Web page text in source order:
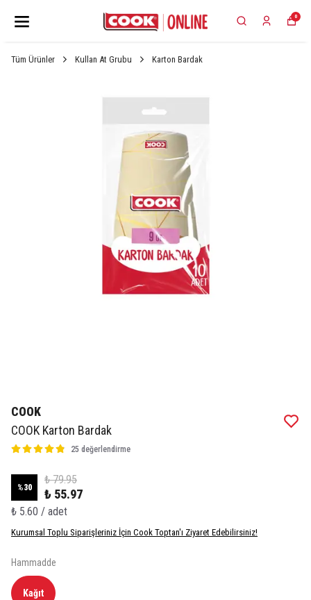
0
Tüm Ürünler Kullan At Grubu Karton Bardak
COOK
COOK Karton Bardak
25 değerlendirme
%30
₺ 79.95
₺ 55.97
₺ 5.60 / adet
Kurumsal Toplu Siparişleriniz İçin Cook Toptan'ı Ziyaret Edebilirsiniz!
Hammadde
Kağıt